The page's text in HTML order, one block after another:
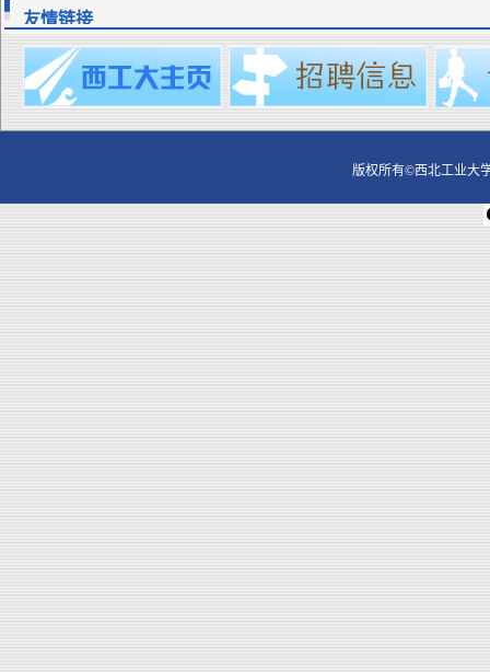
友情链接
版权所有©西北工业大